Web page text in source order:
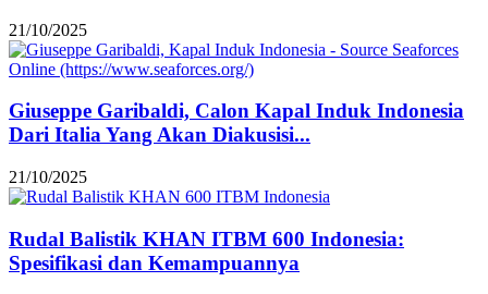
21/10/2025
Giuseppe Garibaldi, Calon Kapal Induk Indonesia
Dari Italia Yang Akan Diakusisi...
21/10/2025
Rudal Balistik KHAN ITBM 600 Indonesia:
Spesifikasi dan Kemampuannya